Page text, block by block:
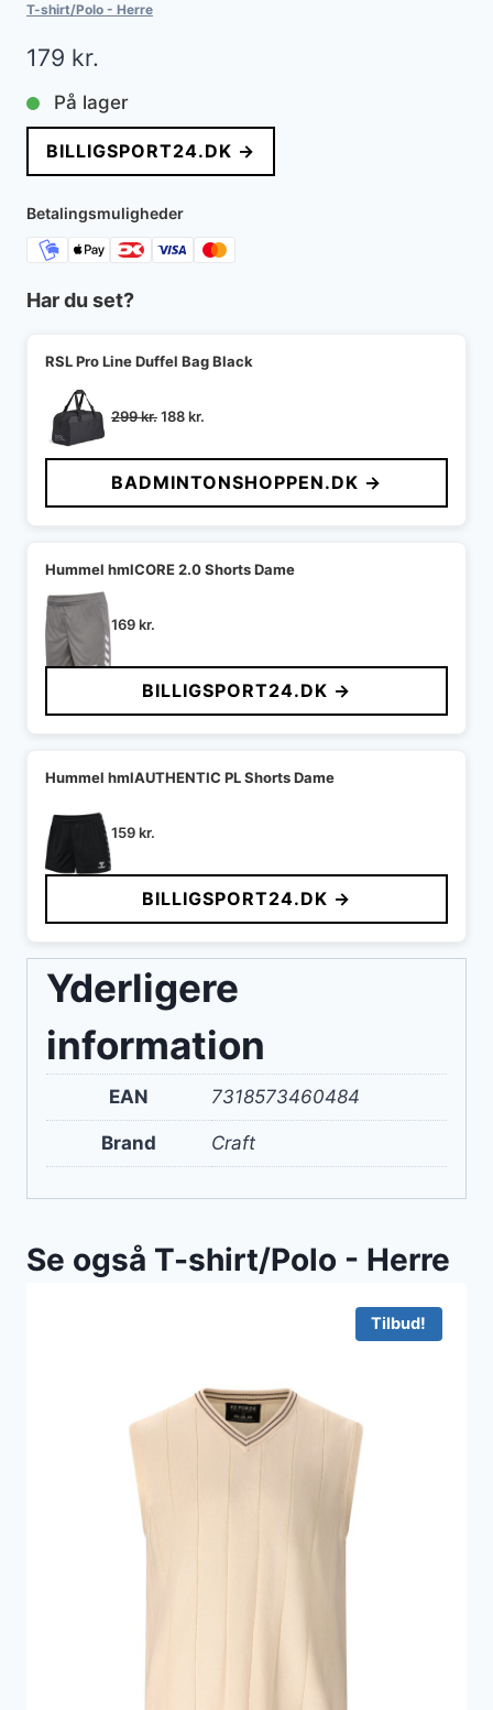
T-shirt/Polo - Herre
179 kr.
På lager
BILLIGSPORT24.DK →
Betalingsmuligheder
Har du set?
RSL Pro Line Duffel Bag Black
299kr.Den
pris
var:
299 kr..
188kr.
pris
er:
188 kr..
BADMINTONSHOPPEN.DK →
Hummel hmlCORE 2.0 Shorts Dame
169kr.
BILLIGSPORT24.DK →
Hummel hmlAUTHENTIC PL Shorts Dame
159kr.
BILLIGSPORT24.DK →
Yderligere
information
EAN 7318573460484
Brand Craft
Se også T-shirt/Polo - Herre
Tilbud!